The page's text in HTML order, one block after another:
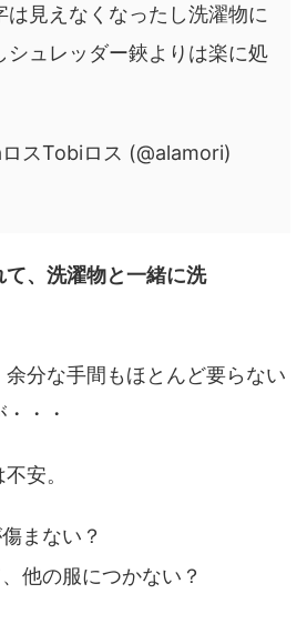
は見えなくなったし洗濯物に
シュレッダー鋏よりは楽に処
スTobiロス (@alamori)
、洗濯物と一緒に洗
分な手間もほとんど要らない
・・
安。
まない？
他の服につかない？